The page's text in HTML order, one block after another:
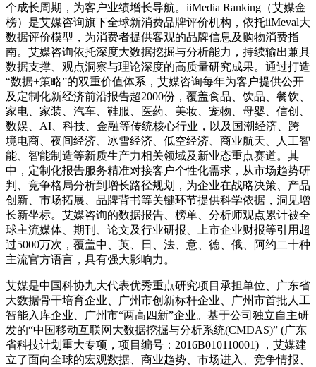
个成长周期，为客户业绩增长导航。iiMedia Ranking（艾媒金
榜）是艾媒咨询旗下全球新消费品牌评价机构，依托iiMeval大
数据评价模型，为消费者提供客观的品牌信息及购物消费指
南。艾媒咨询依托深度大数据挖掘与分析能力，持续输出兼具
数据支撑、观点洞察与理论深度的高质量研究成果。通过打造
“数据+策略”的双重价值体系，艾媒咨询每年为客户提供公开
及定制化新经济前沿报告超2000份，覆盖食品、饮品、餐饮、
家电、家装、汽车、鞋服、医药、美妆、宠物、母婴、信创、
数娱、AI、科技、金融等传统核心行业，以及国潮经济、跨
境电商、夜间经济、冰雪经济、低空经济、商业航天、人工智
能、智能制造等新质生产力相关领域及新业态重点赛道。其
中，定制化报告服务精准对接客户个性化需求，从市场趋势研
判、竞争格局分析到增长路径规划，为企业在战略决策、产品
创新、市场拓展、品牌背书等关键环节提供科学依据，洞见增
长新坐标。艾媒咨询的数据报告、榜单、分析师观点累计被全
球主流媒体、期刊、论文及行业研报、上市企业财报等引用超
过5000万次，覆盖中、英、日、法、意、德、俄、阿约二十种
主流官方语言，具有强大影响力。
艾媒是中国科协九大代表优秀重点研究项目承担单位、广东省
大数据骨干培育企业、广州市创新标杆企业、广州市首批人工
智能入库企业、广州市“两高四新”企业。基于公司独立自主研
发的“中国移动互联网大数据挖掘与分析系统(CMDAS)” (广东
省科技计划重大专项，项目编号：2016B010110001) ，艾媒建
立了面向全球的宏观数据、商业趋势、市场进入、竞争情报、